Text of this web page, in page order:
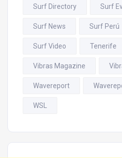
Surf Directory Surf
Surf News Surf Perú
Surf Video Tenerife
Vibras Magazine
Wavereport
WSL